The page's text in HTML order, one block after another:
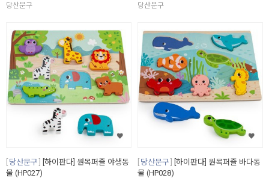
당산문구 당산문구
당산문구
[하이판다] 원목퍼즐 야생동
물 (HP027)
당산문구
[하이판다] 원목퍼즐 바다동
물 (HP028)